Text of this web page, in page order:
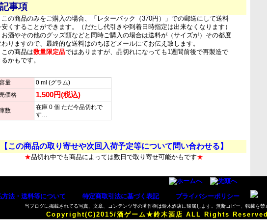
事項
この商品のみをご購入の場合、「レターパック（370円）」での郵送にして送料
安くすることができます。（だたし代引きや到着日時指定は出来なくなります）
お酒やその他のグッズ類などと同時ご購入の場合は送料が（サイズが）その都度
わりますので、最終的な送料はのちほどメールにてお伝え致します。
この商品は数量限定品ではありますが、品切れになっても1週間前後で再製造で
るかもです。
量 0 ml (グラム)
価格 1,500円(税込)
数
在庫 0 個 ただ今品切れで
す…
【この商品の取り寄せや次回入荷予定等について問い合わせる】
★品切れ中でも商品によっては数日で取り寄せ可能かもです★
方法・送料等について 特定商取引法に基づく表記 プライバシーポリシー
当ブログに掲載されてる写真、文章、コンテンツ等の著作権は鈴木酒店に帰属します。無断コピー、転載を禁
Copyright(C)2015/酒ゲーム★鈴木酒店 ALL Rights Reserved